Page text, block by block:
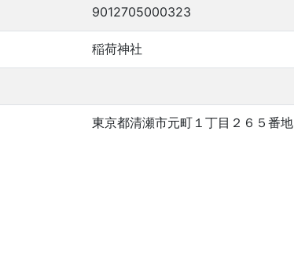
9012705000323
稲荷神社
東京都清瀬市元町１丁目２６５番地